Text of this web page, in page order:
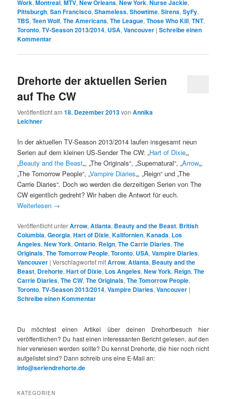
Work,Montreal,MTV,New Orleans,New York,Nurse Jackie,
Pittsburgh,San Francisco,Shameless,Showtime,Sirens,SyFy,
TBS,Teen Wolf,The Americans,The League,Those Who Kill,TNT,
Toronto,TV-Season 2013/2014, USA,Vancouver |Schreibe einen
Kommentar
Drehorte der aktuellen Serien
auf The CW
Veröffentlicht am18. Dezember 2013vonAnnika
Leichner
In der aktuellen TV-Season 2013/2014 laufen insgesamt neun
Serien auf dem kleinen US-Sender The CW: „Hart of Dixie„,
„Beauty and the Beast„, „The Originals“, „Supernatural“, „Arrow„,
„The Tomorrow People“, „Vampire Diaries„, „Reign“ und „The
Carrie Diaries“. Doch wo werden die derzeitigen Serien von The
CW eigentlich gedreht? Wir haben die Antwort für euch.
Weiterlesen →
Veröffentlicht unterArrow,Atlanta, Beauty and the Beast, British
Columbia,Georgia,Hart of Dixie,Kalifornien,Kanada, Los
Angeles,New York,Ontario, Reign,The Carrie Diaries,The
Originals,The Tomorrow People,Toronto, USA,Vampire Diaries,
Vancouver |Verschlagwortet mitArrow,Atlanta, Beauty and the
Beast, Drehorte,Hart of Dixie, Los Angeles,New York, Reign,The
Carrie Diaries,The CW,The Originals,The Tomorrow People,
Toronto,TV-Season 2013/2014,Vampire Diaries,Vancouver |
Schreibe einen Kommentar
Du möchtest einen Artikel über deinen Drehortbesuch hier
veröffentlichen? Du hast einen interessanten Bericht gelesen, auf den
hier verwiesen werden sollte? Du kennst Drehorte, die hier noch nicht
aufgelistet sind? Dann schreib uns eine E-Mail an:
info@seriendrehorte.de
KATEGORIEN